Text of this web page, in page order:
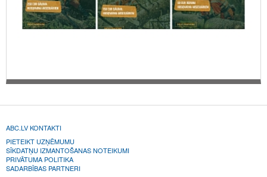
ABC.LV KONTAKTI
PIETEIKT UZŅĒMUMU
SĪKDATŅU IZMANTOŠANAS NOTEIKUMI
PRIVĀTUMA POLITIKA
SADARBĪBAS PARTNERI